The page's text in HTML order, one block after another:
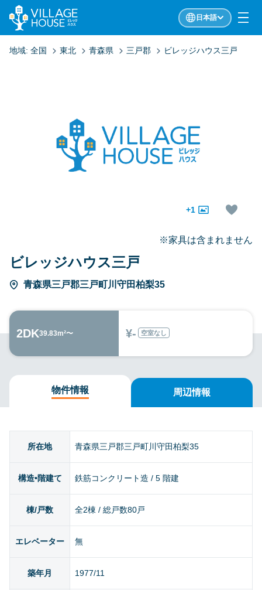
日本語
地域: 全国 東北 青森県 三戸郡 ビレッジハウス三戸
ビレッジハウス三戸
青森県三戸郡三戸町川守田柏梨35
+1
※家具は含まれません
2DK39.83m²〜 ¥- 空室なし
物件情報 周辺情報
所在地 青森県三戸郡三戸町川守田柏梨35
構造•階建て 鉄筋コンクリート造 / 5 階建
棟/戸数 全2棟 / 総戸数80戸
エレベーター 無
築年月 1977/11